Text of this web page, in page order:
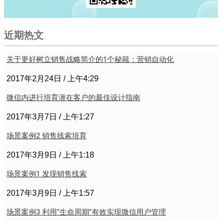
近期热文
关于更好树立销售战略简介的1个秘籍：营销自动化
2017年2月24日 上午4:29
微信内进行培育潜在客户的最佳设计指南
2017年3月7日 上午1:27
场景案例2 销售线索培育
2017年3月9日 上午1:18
场景案例1 发现销售线索
2017年3月9日 上午1:57
场景案例3 利用“生命周期”有效实现微信用户管理